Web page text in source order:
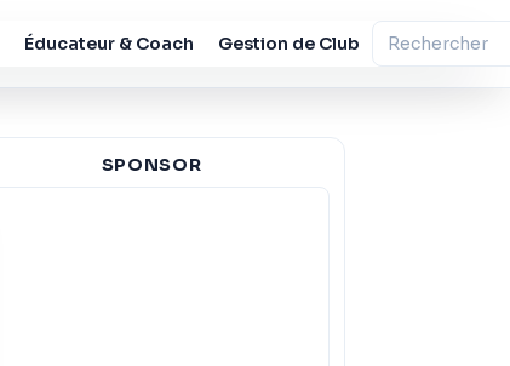
Éducateur & Coach Gestion de Club
SPONSOR